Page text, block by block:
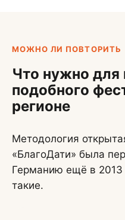
МОЖНО ЛИ ПОВТОРИТЬ
Что нужно для
подобного
регионе
Методология
«БлагоДати» была
Германию ещё в 2013
такие.